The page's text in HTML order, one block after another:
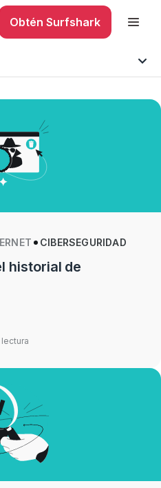
Obtén Surfshark
CIBERSEGURIDAD
historial de
lectura